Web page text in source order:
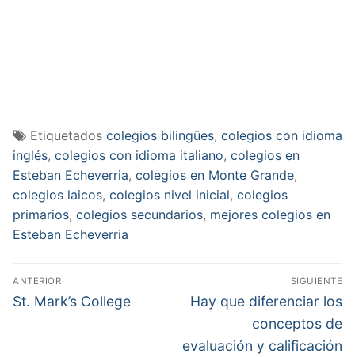
Etiquetados colegios bilingües, colegios con idioma
inglés, colegios con idioma italiano, colegios en
Esteban Echeverria, colegios en Monte Grande,
colegios laicos, colegios nivel inicial, colegios
primarios, colegios secundarios, mejores colegios en
Esteban Echeverria
Navegación
de
ANTERIOR
Entrada
St. Mark’s College
SIGUIENTE
Entrada
Hay que diferenciar los
conceptos de
evaluación y calificación